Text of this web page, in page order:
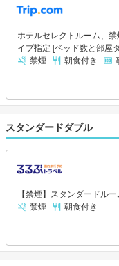
ホテルセレクトルーム、
イプ指定 [ベッド数と部屋
禁煙
朝食付き
スタンダードダブル
【禁煙】スタンダードル
禁煙
朝食付き